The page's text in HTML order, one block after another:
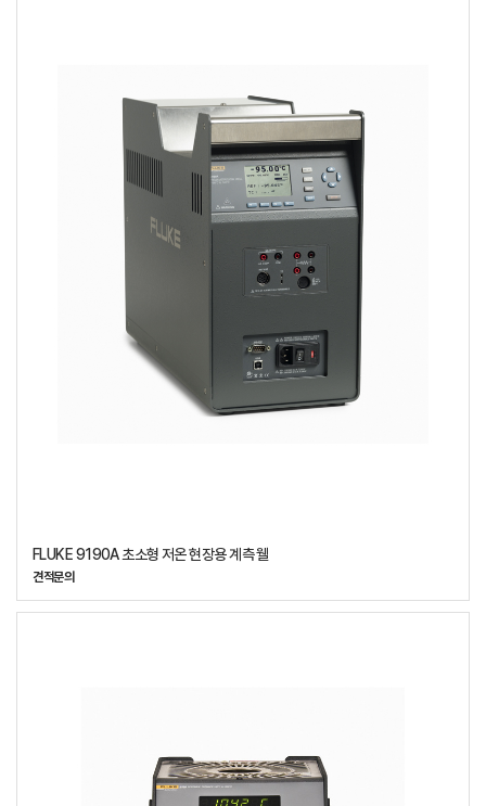
FLUKE 9190A 초소형 저온 현장용 계측 웰
견적문의